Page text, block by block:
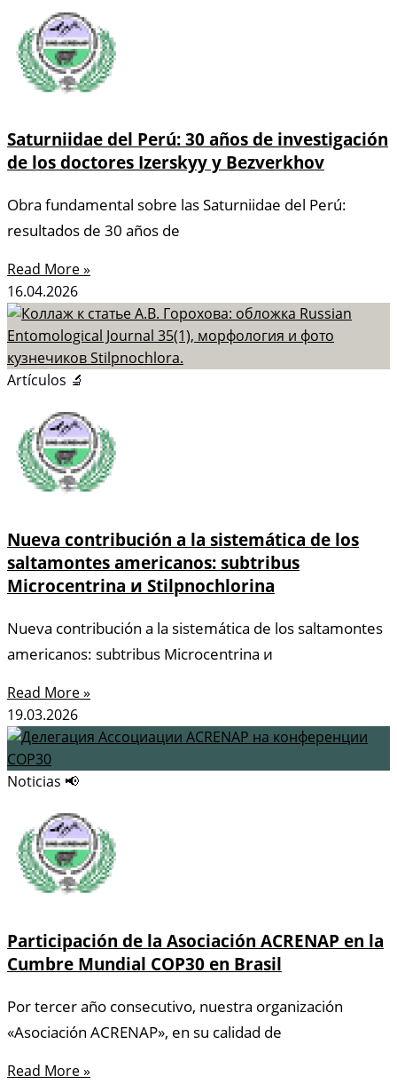
Saturniidae del Perú: 30 años de investigación
de los doctores Izerskyy y Bezverkhov
Obra fundamental sobre las Saturniidae del Perú:
resultados de 30 años de
Read More »
16.04.2026
Artículos 🔬
Nueva contribución a la sistemática de los
saltamontes americanos: subtribus
Microcentrina и Stilpnochlorina
Nueva contribución a la sistemática de los saltamontes
americanos: subtribus Microcentrina и
Read More »
19.03.2026
Noticias 📢
Participación de la Asociación ACRENAP en la
Cumbre Mundial COP30 en Brasil
Por tercer año consecutivo, nuestra organización
«Asociación ACRENAP», en su calidad de
Read More »